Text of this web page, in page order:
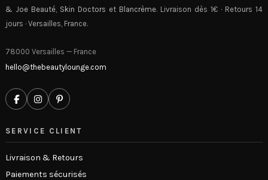
& Joe Beauté, Skin Doctors et Blancrème. Livraison dès 1€ · Retours 14
jours · Versailles, France.
78000 Versailles — France
hello@thebeautylounge.com
SERVICE CLIENT
Livraison & Retours
Paiements sécurisés